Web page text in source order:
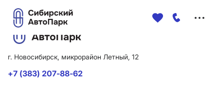
г. Новосибирск, микрорайон Летный, 12
+7 (383) 207-88-62